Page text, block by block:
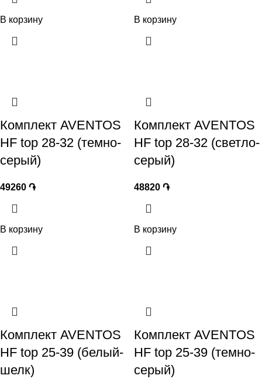
В корзину В корзину
Комплект AVENTOS
HF top 28-32 (темно-
серый)
49260 ֏
В корзину
Комплект AVENTOS
HF top 28-32 (светло-
серый)
48820 ֏
В корзину
Комплект AVENTOS
HF top 25-39 (белый-
шелк)
Комплект AVENTOS
HF top 25-39 (темно-
серый)